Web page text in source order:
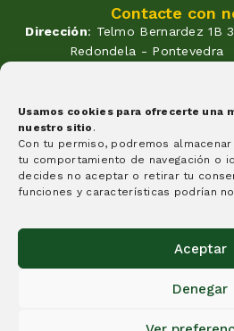
Usamos cookies para ofrecerte una
nuestro sitio .
Con tu permiso, podremos
tu comportamiento de navegación o
decides no aceptar o retirar tu
funciones y características podrían
Aceptar
Denegar
Contacte con
Dirección: Telmo Bernardez 1B
Redondela - Pontevedra
(+34) 604 053 261
Horario
09:30 a 14:00 y de 17:00 a
Sabados de 09:30 a 14:00
Formas de